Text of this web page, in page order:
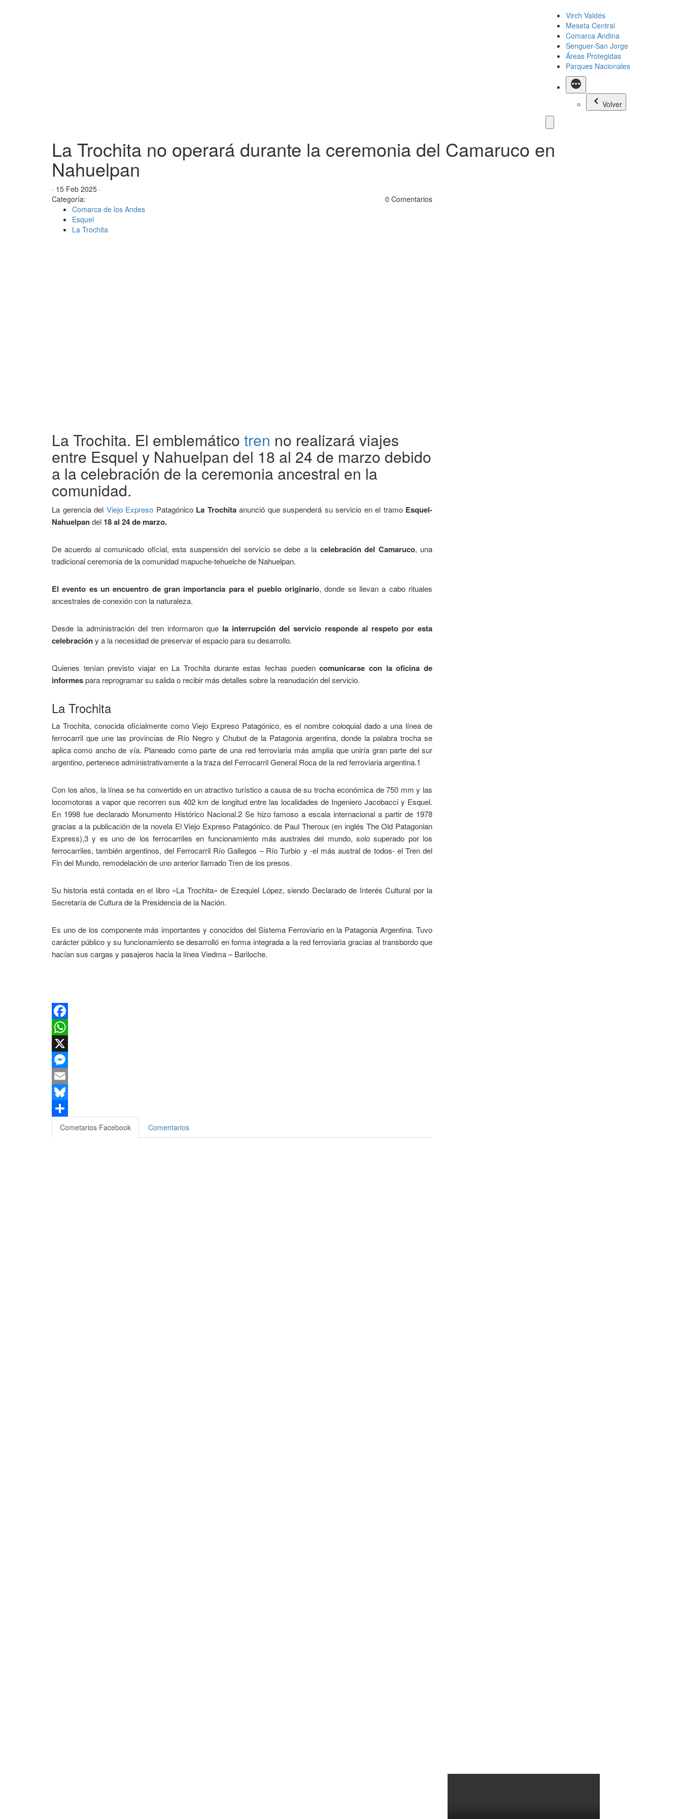
Virch Valdés
Meseta Central
Comarca Andina
Senguer-San Jorge
Áreas Protegidas
Parques Nacionales
Más
Volver
La Trochita no operará durante la ceremonia del Camaruco en
Nahuelpan
· 15 Feb 2025 ·
Categoría:
Comarca de los Andes
Esquel
La Trochita
0 Comentarios
La Trochita. El emblemático tren no realizará viajes
entre Esquel y Nahuelpan del 18 al 24 de marzo debido
a la celebración de la ceremonia ancestral en la
comunidad.
La gerencia del Viejo Expreso Patagónico La Trochitaanunció que suspenderá su servicio en el tramo Esquel-
Nahuelpandel 18 al 24 de marzo.
De acuerdo al comunicado oficial, esta suspensión del servicio se debe a la celebración del Camaruco, una
tradicional ceremonia de la comunidad mapuche-tehuelche de Nahuelpan.
El evento es un encuentro de gran importancia para el pueblo originario, donde se llevan a cabo rituales
ancestrales de conexión con la naturaleza.
Desde la administración del tren informaron que la interrupción del servicio responde al respeto por esta
celebracióny a la necesidad de preservar el espacio para su desarrollo.
Quienes tenían previsto viajar en La Trochita durante estas fechas puedencomunicarse con la oficina de
informespara reprogramar su salida o recibir más detalles sobre la reanudación del servicio.
La Trochita
La Trochita, conocida oficialmente como Viejo Expreso Patagónico, es el nombre coloquial dado a una línea de
ferrocarril que une las provincias de Río Negro y Chubut de la Patagonia argentina, donde la palabra trocha se
aplica como ancho de vía. Planeado como parte de una red ferroviaria más amplia que uniría gran parte del sur
argentino, pertenece administrativamente a la traza del Ferrocarril General Roca de la red ferroviaria argentina.1​
Con los años, la línea se ha convertido en un atractivo turístico a causa de su trocha económica de 750 mm y las
locomotoras a vapor que recorren sus 402 km de longitud entre las localidades de Ingeniero Jacobacci y Esquel.
En 1998 fue declarado Monumento Histórico Nacional.2​ Se hizo famoso a escala internacional a partir de 1978
gracias a la publicación de la novela El Viejo Expreso Patagónico. de Paul Theroux (en inglés The Old Patagonian
Express),3​ y es uno de los ferrocarriles en funcionamiento más australes del mundo, solo superado por los
ferrocarriles, también argentinos, del Ferrocarril Río Gallegos – Río Turbio y -el más austral de todos- el Tren del
Fin del Mundo, remodelación de uno anterior llamado Tren de los presos.
Su historia está contada en el libro «La Trochita» de Ezequiel López, siendo Declarado de Interés Cultural por la
Secretaría de Cultura de la Presidencia de la Nación.
Es uno de los componente más importantes y conocidos del Sistema Ferroviario en la Patagonia Argentina. Tuvo
carácter público y su funcionamiento se desarrolló en forma integrada a la red ferroviaria gracias al transbordo que
hacían sus cargas y pasajeros hacia la línea Viedma – Bariloche.
Facebook
WhatsApp
X
Messenger
Email
Bluesky
Compartir
Cometarios Facebook Comentarios